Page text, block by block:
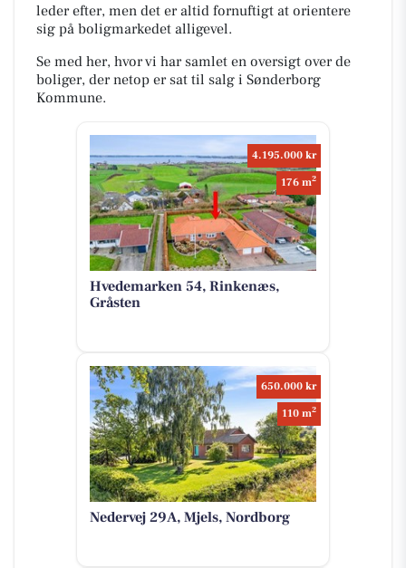
leder efter, men det er altid fornuftigt at orientere
sig på boligmarkedet alligevel.
Se med her, hvor vi har samlet en oversigt over de
boliger, der netop er sat til salg i Sønderborg
Kommune.
4.195.000 kr
176 m2
Hvedemarken 54, Rinkenæs,
Gråsten
650.000 kr
110 m2
Nedervej 29A, Mjels, Nordborg